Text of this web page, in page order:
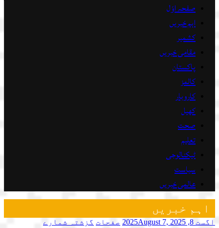
صفحہ اوّل
اہم خبریں
کشمیر
مقامی خبریں
پاکستان
کالمز
کاروبار
کھیل
صحت
تعلیم
ٹیکنالوجی
سیاست
عالمی خبریں
اہم خبریں
اگست 8, 2025 August 7, 2025 صفحات گزشتہ شمارے